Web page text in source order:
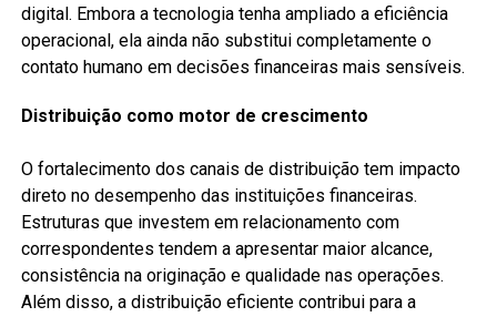
digital. Embora a tecnologia tenha ampliado a eficiência
operacional, ela ainda não substitui completamente o
contato humano em decisões financeiras mais sensíveis.
Distribuição como motor de crescimento
O fortalecimento dos canais de distribuição tem impacto
direto no desempenho das instituições financeiras.
Estruturas que investem em relacionamento com
correspondentes tendem a apresentar maior alcance,
consistência na originação e qualidade nas operações.
Além disso, a distribuição eficiente contribui para a